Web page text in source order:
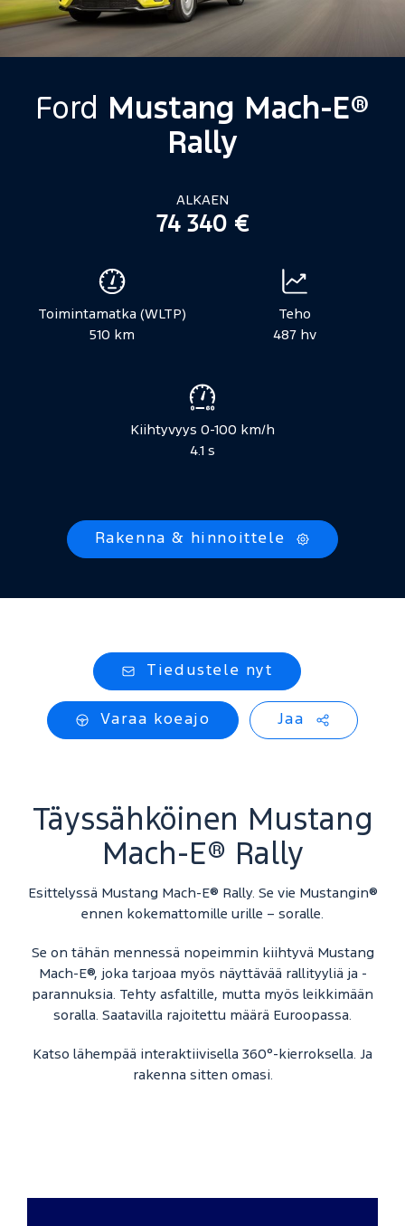
Ford
Mustang Mach-E®
Rally
ALKAEN
74 340 €
Ajoneuvon
tekniset
Toimintamatka (WLTP)
510 km
Teho
487 hv
Kiihtyvyys 0-100 km/h
4.1 s
Rakenna & hinnoittele
Tiedustele nyt
Varaa koeajo Jaa
Täyssähköinen Mustang
Mach-E® Rally
Esittelyssä Mustang Mach-E® Rally. Se vie Mustangin®
ennen kokemattomille urille – soralle.
Se on tähän mennessä nopeimmin kiihtyvä Mustang
Mach-E®, joka tarjoaa myös näyttävää rallityyliä ja -
parannuksia. Tehty asfaltille, mutta myös leikkimään
soralla. Saatavilla rajoitettu määrä Euroopassa.
Katso lähempää interaktiivisella 360°-kierroksella. Ja
rakenna sitten omasi.